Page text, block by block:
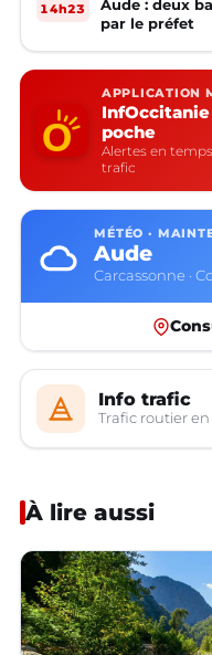
14h23
Aude : deux
par le préfet
APPLICATION
poche
Alertes en
trafic
MÉTÉO ·
Aude
Carcassonne ·
Info trafic
Trafic routier
À lire aussi